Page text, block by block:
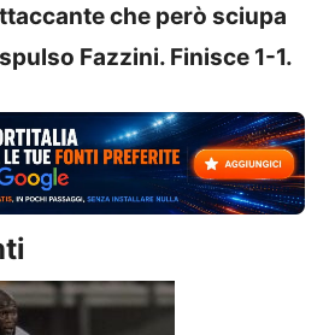
che però sciupa
Fazzini. Finisce 1-1.